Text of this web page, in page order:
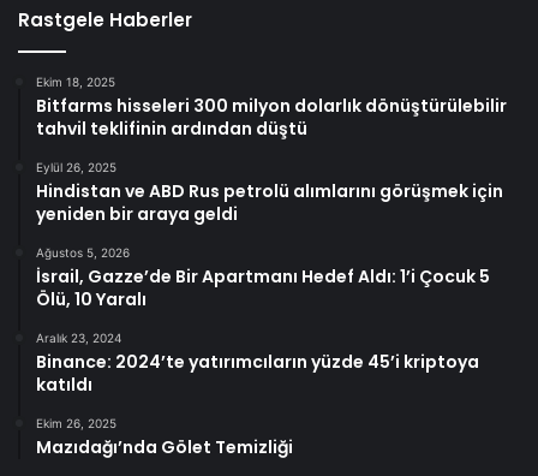
Rastgele Haberler
Ekim 18, 2025
Bitfarms hisseleri 300 milyon dolarlık dönüştürülebilir
tahvil teklifinin ardından düştü
Eylül 26, 2025
Hindistan ve ABD Rus petrolü alımlarını görüşmek için
yeniden bir araya geldi
Ağustos 5, 2026
İsrail, Gazze’de Bir Apartmanı Hedef Aldı: 1’i Çocuk 5
Ölü, 10 Yaralı
Aralık 23, 2024
Binance: 2024’te yatırımcıların yüzde 45’i kriptoya
katıldı
Ekim 26, 2025
Mazıdağı’nda Gölet Temizliği